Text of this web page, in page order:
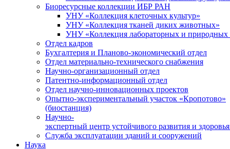
Биоресурсные коллекции ИБР РАН
УНУ «Коллекция клеточных культур»
УНУ «Коллекция тканей диких животных»
УНУ «Коллекция лабораторных и природных
Отдел кадров
Бухгалтерия и Планово-экономический отдел
Отдел материально-технического снабжения
Научно-организационный отдел
Патентно-информационный отдел
Отдел научно-инновационных проектов
Опытно-экспериментальный участок «Кропотово»
(биостанция)
Научно-
экспертный центр устойчивого развития и
Служба эксплуатации зданий и сооружений
Наука